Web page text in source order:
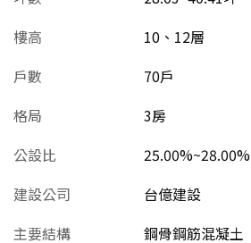
樓高
10、12層
戶數
70戶
格局
3房
公設比
25.00%~28.00%
建設公司
台億建設
主要結構
鋼骨鋼筋混凝土